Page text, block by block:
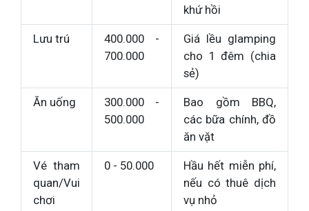
khứ hồi
Lưu trú
400.000 -
700.000
Giá lều glamping
cho 1 đêm (chia
sẻ)
Ăn uống
300.000 -
500.000
Bao gồm BBQ,
các bữa chính, đồ
ăn vặt
Vé tham
quan/Vui
chơi
0 - 50.000
Hầu hết miễn phí,
nếu có thuê dịch
vụ nhỏ